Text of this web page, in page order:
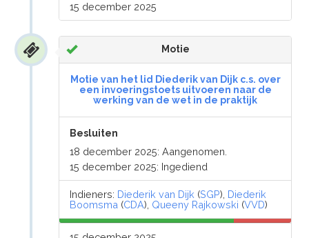
15 december 2025
Motie
Motie van het lid Diederik van Dijk c.s. over
een invoeringstoets uitvoeren naar de
werking van de wet in de praktijk
Besluiten
18 december 2025: Aangenomen.
15 december 2025: Ingediend
Indieners: Diederik van Dijk (SGP), Diederik
Boomsma (CDA), Queeny Rajkowski (VVD)